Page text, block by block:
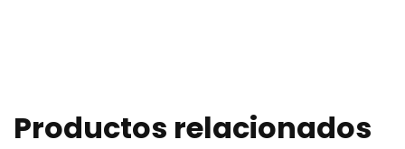
Productos relacionados